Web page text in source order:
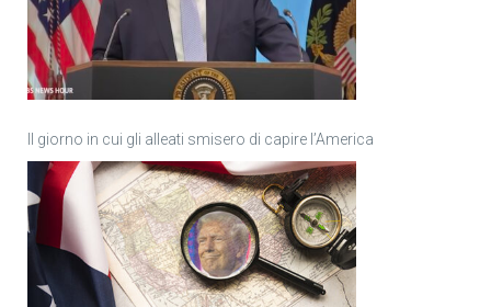
Il giorno in cui gli alleati smisero di capire l’America